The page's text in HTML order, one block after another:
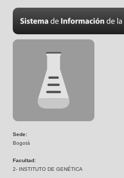
Sede:
Bogotá
Facultad:
2- INSTITUTO DE GENÉTICA